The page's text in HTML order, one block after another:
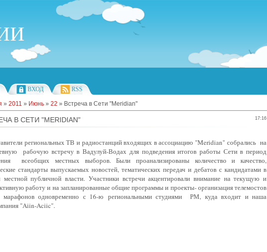
ВХОД RSS
» 2011 » Июнь » 22 » Встреча в Сети "Meridian"
17:16
В СЕТИ "MERIDIAN"
региональных ТВ и радиостанций входящих в ассоциацию "Meridian" собрались на
рабочую встречу в Вадулуй-Водах для подведения итогов работы Сети в период
всеобщих местных выборов. Были проанализированы количество и качество,
стандарты выпускаемых новостей, тематических передач и дебатов с кандидатами в
местной публичной власти. Участники встречи акцентировали внимание на текущую и
работу и на запланированные общие программы и проекты- организация телемостов
марафонов одновременно с 16-ю региональными студиями РМ, куда входит и наша
"Aiin-Aciic".